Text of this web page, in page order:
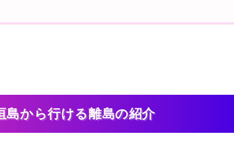
島から行ける離島の紹介